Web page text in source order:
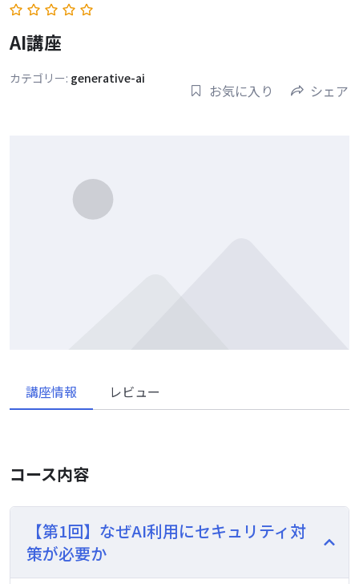
AI講座
カテゴリー: generative-ai
お気に入り シェア
講座情報 レビュー
コース内容
【第1回】なぜAI利用にセキュリティ対
策が必要か